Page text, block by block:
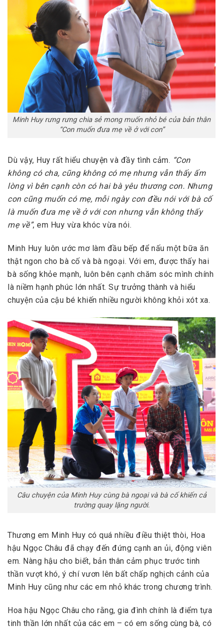
Minh Huy rưng rưng chia sẻ mong muốn nhỏ bé của bản thân
“Con muốn đưa mẹ về ở với con”
Dù vậy, Huy rất hiểu chuyện và đầy tình cảm. “Con
không có cha, cũng không có mẹ nhưng vẫn thấy ấm
lòng vì bên cạnh còn có hai bà yêu thương con. Nhưng
con cũng muốn có mẹ, mỗi ngày con đều nói với bà cố
là muốn đưa mẹ về ở với con nhưng vẫn không thấy
mẹ về”, em Huy vừa khóc vừa nói.
Minh Huy luôn ước mơ làm đầu bếp để nấu một bữa ăn
thật ngon cho bà cố và bà ngoại. Với em, được thấy hai
bà sống khỏe mạnh, luôn bên cạnh chăm sóc mình chính
là niềm hạnh phúc lớn nhất. Sự trưởng thành và hiểu
chuyện của cậu bé khiến nhiều người không khỏi xót xa.
Câu chuyện của Minh Huy cùng bà ngoại và bà cố khiến cả
trường quay lặng người.
Thương em Minh Huy có quá nhiều điều thiệt thòi, Hoa
hậu Ngọc Châu đã chạy đến đứng cạnh an ủi, động viên
em. Nàng hậu cho biết, bản thân cảm phục trước tinh
thần vượt khó, ý chí vươn lên bất chấp nghịch cảnh của
Minh Huy cũng như các em nhỏ khác trong chương trình.
Hoa hậu Ngọc Châu cho rằng, gia đình chính là điểm tựa
tinh thần lớn nhất của các em – có em sống cùng bà, có